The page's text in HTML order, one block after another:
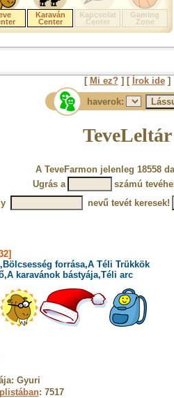
Karaván
Center
Kapcsolat
Center
Gaming
Zone
[ Mi ez?] [ Írok ide]
haverok:
TeveLeltár
A TeveFarmon jelenleg 18558
Ugrás a
számú
nevű tevét keresek!
forrása,A Téli Trükkök
karavánok bástyája,Téli arc
Gyuri
: 7517